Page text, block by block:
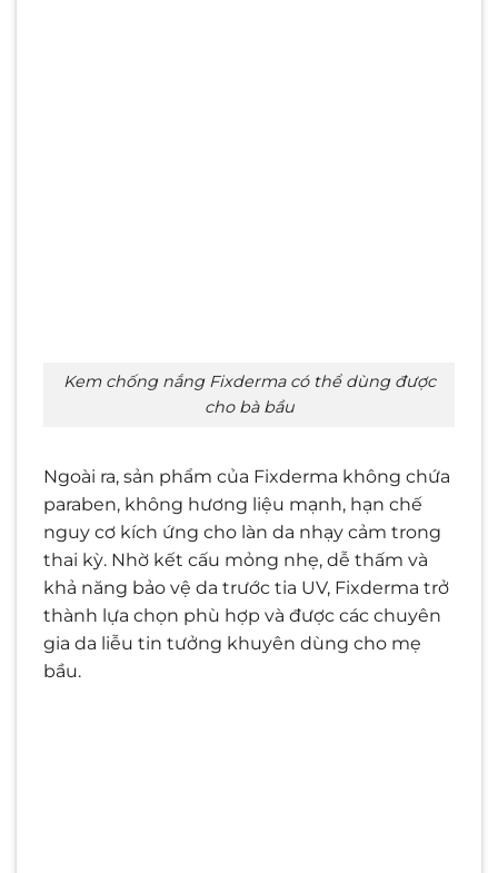
Kem chống nắng Fixderma có thể dùng được
cho bà bầu
Ngoài ra, sản phẩm của Fixderma không chứa
paraben, không hương liệu mạnh, hạn chế
nguy cơ kích ứng cho làn da nhạy cảm trong
thai kỳ. Nhờ kết cấu mỏng nhẹ, dễ thấm và
khả năng bảo vệ da trước tia UV, Fixderma trở
thành lựa chọn phù hợp và được các chuyên
gia da liễu tin tưởng khuyên dùng cho mẹ
bầu.